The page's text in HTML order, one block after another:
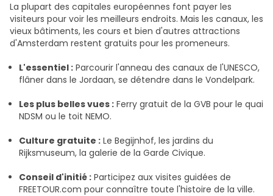
La plupart des capitales européennes font payer les
visiteurs pour voir les meilleurs endroits. Mais les canaux, les
vieux bâtiments, les cours et bien d'autres attractions
d'Amsterdam restent gratuits pour les promeneurs.
L'essentiel : Parcourir l'anneau des canaux de l'UNESCO,
flâner dans le Jordaan, se détendre dans le Vondelpark.
Les plus belles vues : Ferry gratuit de la GVB pour le quai
NDSM ou le toit NEMO.
Culture gratuite : Le Begijnhof, les jardins du
Rijksmuseum, la galerie de la Garde Civique.
Conseil d'initié : Participez aux visites guidées de
FREETOUR.com pour connaître toute l'histoire de la ville.